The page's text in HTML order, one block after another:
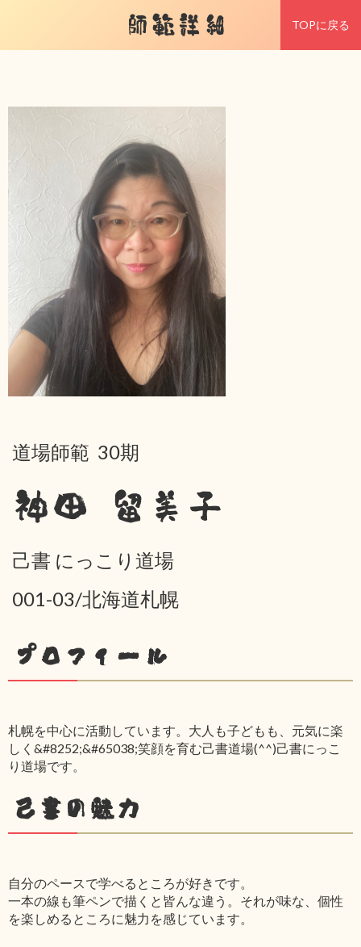
師範詳細 TOPに戻る
道場師範 30期
神田 留美子
己書 にっこり道場
001-03/北海道札幌
プロフィール
札幌を中心に活動しています。大人も子どもも、元気に楽
しく&#8252;&#65038;笑顔を育む己書道場(^^)己書にっこ
り道場です。
己書の魅力
自分のペースで学べるところが好きです。
一本の線も筆ペンで描くと皆んな違う。それが味な、個性
を楽しめるところに魅力を感じています。